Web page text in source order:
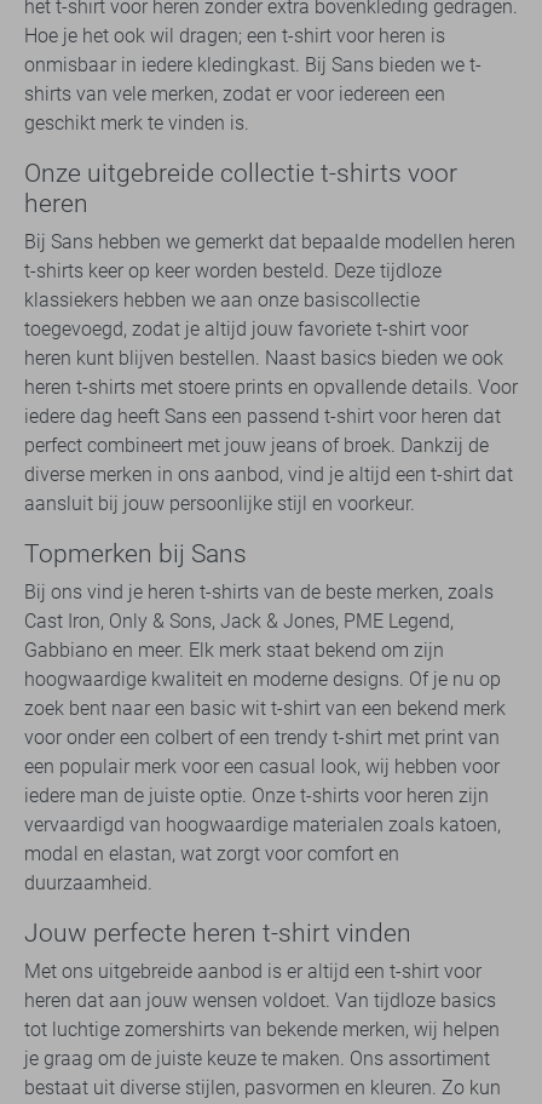
het t-shirt voor heren zonder extra bovenkleding gedragen.
Hoe je het ook wil dragen; een t-shirt voor heren is
onmisbaar in iedere kledingkast. Bij Sans bieden we t-
shirts van vele merken, zodat er voor iedereen een
geschikt merk te vinden is.
Onze uitgebreide collectie t-shirts voor
heren
Bij Sans hebben we gemerkt dat bepaalde modellen heren
t-shirts keer op keer worden besteld. Deze tijdloze
klassiekers hebben we aan onze basiscollectie
toegevoegd, zodat je altijd jouw favoriete t-shirt voor
heren kunt blijven bestellen. Naast basics bieden we ook
heren t-shirts met stoere prints en opvallende details. Voor
iedere dag heeft Sans een passend t-shirt voor heren dat
perfect combineert met jouw jeans of broek. Dankzij de
diverse merken in ons aanbod, vind je altijd een t-shirt dat
aansluit bij jouw persoonlijke stijl en voorkeur.
Topmerken bij Sans
Bij ons vind je heren t-shirts van de beste merken, zoals
Cast Iron, Only & Sons, Jack & Jones, PME Legend,
Gabbiano en meer. Elk merk staat bekend om zijn
hoogwaardige kwaliteit en moderne designs. Of je nu op
zoek bent naar een basic wit t-shirt van een bekend merk
voor onder een colbert of een trendy t-shirt met print van
een populair merk voor een casual look, wij hebben voor
iedere man de juiste optie. Onze t-shirts voor heren zijn
vervaardigd van hoogwaardige materialen zoals katoen,
modal en elastan, wat zorgt voor comfort en
duurzaamheid.
Jouw perfecte heren t-shirt vinden
Met ons uitgebreide aanbod is er altijd een t-shirt voor
heren dat aan jouw wensen voldoet. Van tijdloze basics
tot luchtige zomershirts van bekende merken, wij helpen
je graag om de juiste keuze te maken. Ons assortiment
bestaat uit diverse stijlen, pasvormen en kleuren. Zo kun